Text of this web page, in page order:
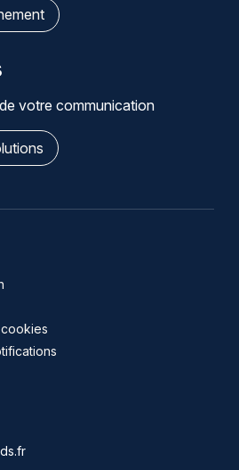
votre communication